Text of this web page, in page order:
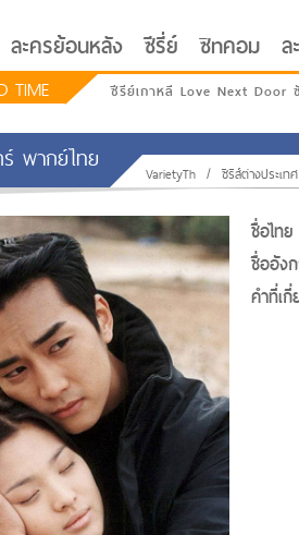
ละครย้อนหลัง ซีรี่ย์ ซิทคอม ล
TIME ซีรีย์เกาหลี Love Next Door
รักอยู่ประตูถัดไป
พากย์ไทย VarietyTh / ซีรีส์ต่างประเทศ
ชื่อไทย
ชื่ออัง
คำที่เ